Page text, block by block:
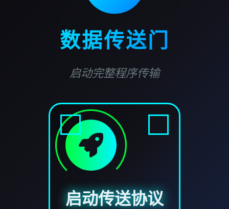
数据传送门
启动完整程序传输
启动传送协议